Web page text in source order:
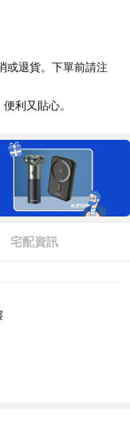
或退貨。下單前請注
利又貼心。
宅配資訊